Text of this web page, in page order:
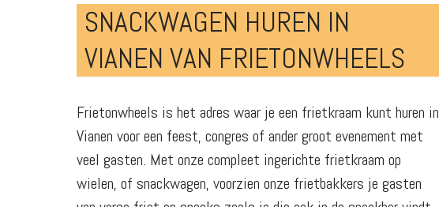
SNACKWAGEN HUREN IN
VIANEN VAN FRIETONWHEELS
Frietonwheels is het adres waar je een frietkraam kunt huren in
Vianen voor een feest, congres of ander groot evenement met
veel gasten. Met onze compleet ingerichte frietkraam op
wielen, of snackwagen, voorzien onze frietbakkers je gasten